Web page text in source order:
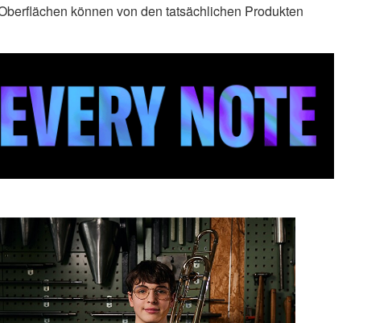
können von den tatsächlichen Produkten